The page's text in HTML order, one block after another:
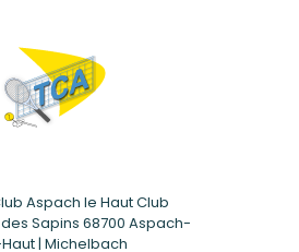
Aspach le Haut Club
Sapins 68700 Aspach-
| Michelbach